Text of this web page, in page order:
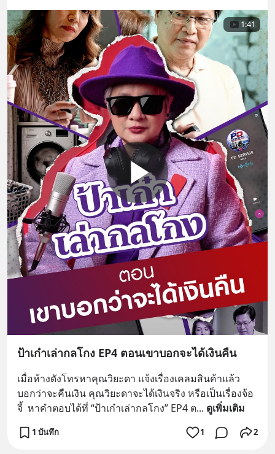
1:41
ป้าเก๋าเล่ากลโกง EP4 ตอนเขาบอกจะได้เงินคืน
เมื่อห้างดังโทรหาคุณวิยะดา แจ้งเรื่องเคลมสินค้าแล้ว
บอกว่าจะคืนเงิน คุณวิยะดาจะได้เงินจริง หรือเป็นเรื่องจ้อ
จี้  หาคำตอบได้ที่ “ป้าเก๋าเล่ากลโกง” EP4 ต... ดูเพิ่มเติม
1 บันทึก 1 2